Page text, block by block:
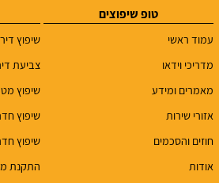
טופ שיפוצים
עמוד ראשי
מדריכי וידאו
מאמרים ומידע
אזורי שירות
חוזים והסכמים
אודות
שיפוץ
צביעת
שיפוץ
שיפוץ
שיפוץ
התקנת